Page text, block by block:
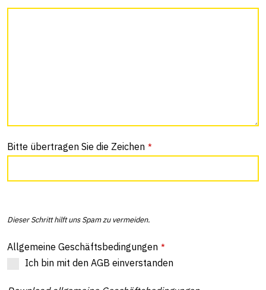
Bitte übertragen Sie die Zeichen *
Dieser Schritt hilft uns Spam zu vermeiden.
Allgemeine Geschäftsbedingungen *
Ich bin mit den AGB einverstanden